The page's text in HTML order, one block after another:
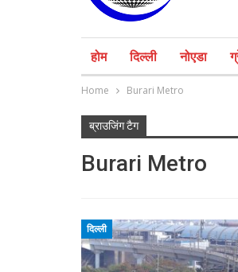
होम दिल्ली नोएडा
Home Burari Metro
ब्राउजिंग टैग
Burari Metro
दिल्ली